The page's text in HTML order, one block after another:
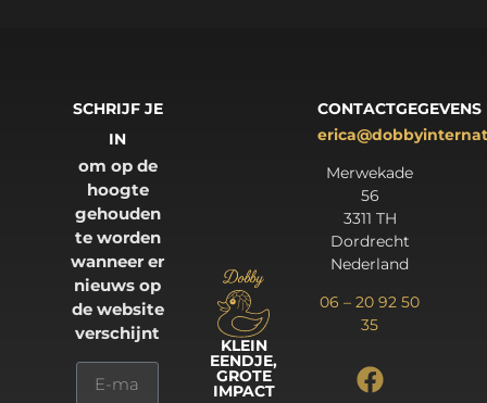
CONTACTGEGEVENS
Merwekade
56
3311 TH
Dordrecht
Nederland
06 – 20 92 50
35
KLEIN
EENDJE,
GROTE
IMPACT
SCHRIJF JE
IN
om op de
hoogte
gehouden
te worden
wanneer er
nieuws op
de website
verschijnt